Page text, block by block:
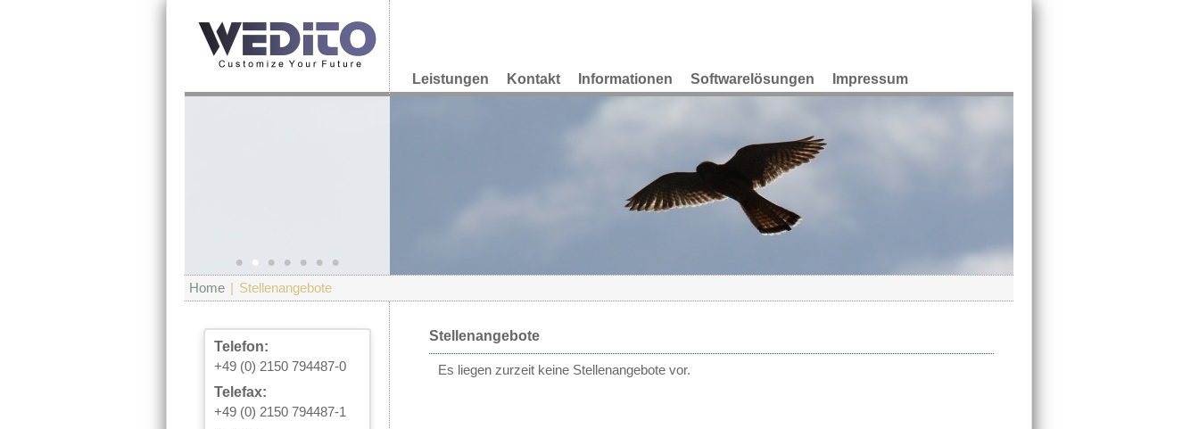
Leistungen Kontakt Informationen Softwarelösungen Impressum
• • • • • • •
Home Stellenangebote
Telefon:
+49 (0) 2150 794487-0
Telefax:
+49 (0) 2150 794487-1
Stellenangebote
Es liegen zurzeit keine Stellenangebote vor.